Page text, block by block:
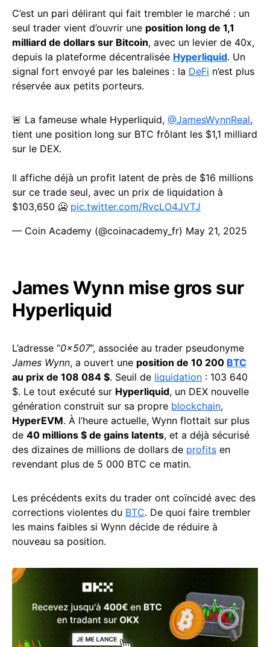
C’est un pari délirant qui fait trembler le marché : un
seul trader vient d’ouvrir une position long de 1,1
milliard de dollars sur Bitcoin, avec un levier de 40x,
depuis la plateforme décentralisée Hyperliquid. Un
signal fort envoyé par les baleines : la DeFi n’est plus
réservée aux petits porteurs.
🚨 La fameuse whale Hyperliquid, @JamesWynnReal,
tient une position long sur BTC frôlant les $1,1 milliard
sur le DEX.
Il affiche déjà un profit latent de près de $16 millions
sur ce trade seul, avec un prix de liquidation à
$103,650 🥶 pic.twitter.com/RvcLO4JVTJ
— Coin Academy (@coinacademy_fr) May 21, 2025
James Wynn mise gros sur
Hyperliquid
L’adresse “0x507”, associée au trader pseudonyme
James Wynn, a ouvert une position de 10 200 BTC
au prix de 108 084 $. Seuil de liquidation : 103 640
$. Le tout exécuté sur Hyperliquid, un DEX nouvelle
génération construit sur sa propre blockchain,
HyperEVM. À l’heure actuelle, Wynn flottait sur plus
de 40 millions $ de gains latents, et a déjà sécurisé
des dizaines de millions de dollars de profits en
revendant plus de 5 000 BTC ce matin.
Les précédents exits du trader ont coïncidé avec des
corrections violentes du BTC. De quoi faire trembler
les mains faibles si Wynn décide de réduire à
nouveau sa position.